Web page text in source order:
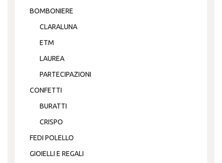
BOMBONIERE
CLARALUNA
ETM
LAUREA
PARTECIPAZIONI
CONFETTI
BURATTI
CRISPO
FEDI POLELLO
GIOIELLI E REGALI